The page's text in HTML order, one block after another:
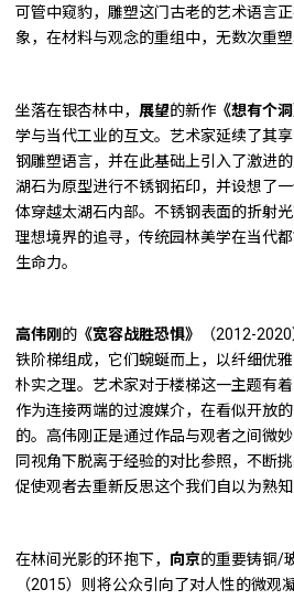
可管中窥豹，雕塑这门古老的艺术语言
象，在材料与观念的重组中，无数次重塑
坐落在银杏林中， 展望的新作 《想有个洞
学与当代工业的互文。艺术家延续了其
钢雕塑语言，并在此基础上引入了激进
湖石为原型进行不锈钢拓印，并设想了
体穿越太湖石内部。不锈钢表面的折射
理想境界的追寻，传统园林美学在当代
生命力。
高伟刚的 《宽容战胜恐惧》
（2012-
铁阶梯组成，它们蜿蜒而上，以纤细优
朴实之理。艺术家对于楼梯这一主题有
作为连接两端的过渡媒介，在看似开放
的。高伟刚正是通过作品与观者之间微
同视角下脱离于经验的对比参照，不断
促使观者去重新反思这个我们自以为熟知
在林间光影的环抱下， 向京的重要铸铜/
（2015）则将公众引向了对人性的微观